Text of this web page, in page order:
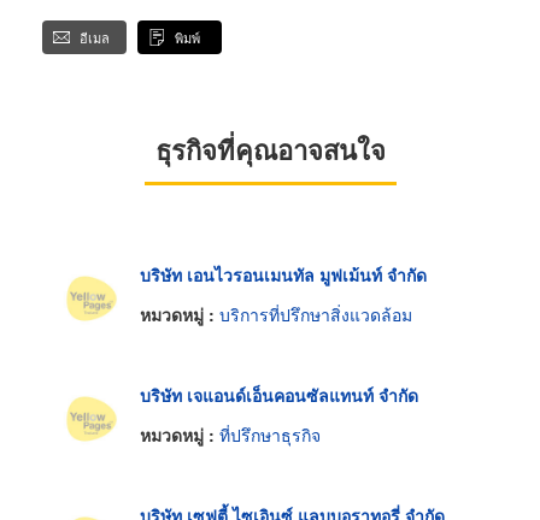
อีเมล พิมพ์
ธุรกิจที่คุณอาจสนใจ
บริษัท เอนไวรอนเมนทัล มูฟเม้นท์ จำกัด
หมวดหมู่ : บริการที่ปรึกษาสิ่งแวดล้อม
บริษัท เจแอนด์เอ็นคอนซัลแทนท์ จำกัด
หมวดหมู่ : ที่ปรึกษาธุรกิจ
บริษัท เซฟตี้ ไซเอินซ์ แลบบอราทอรี่ จำกัด